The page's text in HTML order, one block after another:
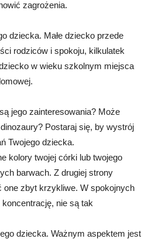
zagrożenia.
dziecka. Małe dziecko przede
rodziców i spokoju, kilkulatek
w wieku szkolnym miejsca
jego zainteresowania? Może
Postaraj się, by wystrój
Twojego dziecka.
kolory twojej córki lub twojego
barwach. Z drugiej strony
one zbyt krzykliwe. W spokojnych
nie są tak
dziecka. Ważnym aspektem jest